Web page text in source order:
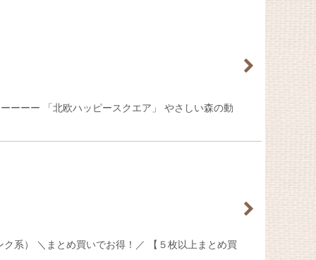
ーーー 「北欧ハッピースクエア」 やさしい森の動
系） ＼まとめ買いでお得！／ 【５枚以上まとめ買